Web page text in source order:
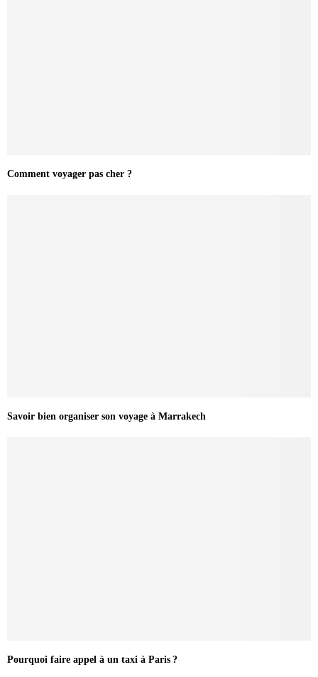
Comment voyager pas cher ?
Savoir bien organiser son voyage à Marrakech
Pourquoi faire appel à un taxi à Paris ?